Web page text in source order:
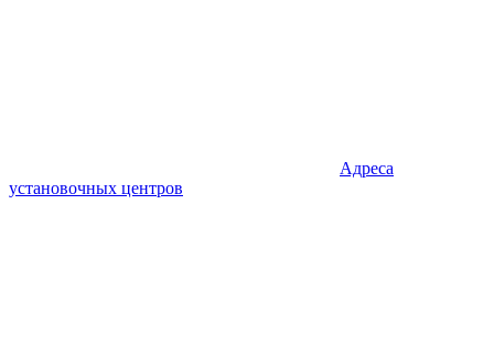
Адреса
установочных центров